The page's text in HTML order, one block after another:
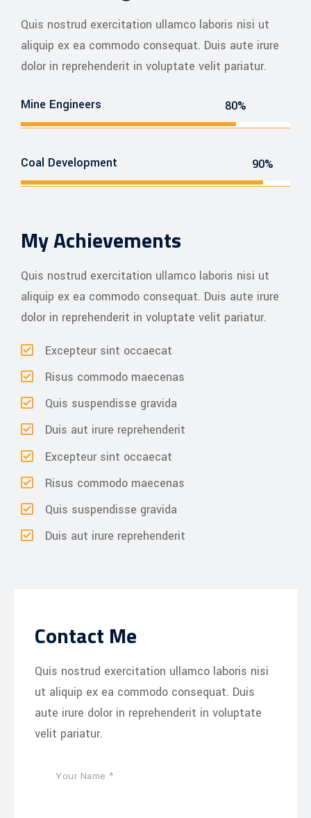
Quis nostrud exercitation ullamco laboris nisi ut
aliquip ex ea commodo consequat. Duis aute irure
dolor in reprehenderit in voluptate velit pariatur.
Mine Engineers 80%
Coal Development 90%
My Achievements
Quis nostrud exercitation ullamco laboris nisi ut
aliquip ex ea commodo consequat. Duis aute irure
dolor in reprehenderit in voluptate velit pariatur.
Excepteur sint occaecat
Risus commodo maecenas
Quis suspendisse gravida
Duis aut irure reprehenderit
Excepteur sint occaecat
Risus commodo maecenas
Quis suspendisse gravida
Duis aut irure reprehenderit
Contact Me
Quis nostrud exercitation ullamco laboris nisi
ut aliquip ex ea commodo consequat. Duis
aute irure dolor in reprehenderit in voluptate
velit pariatur.